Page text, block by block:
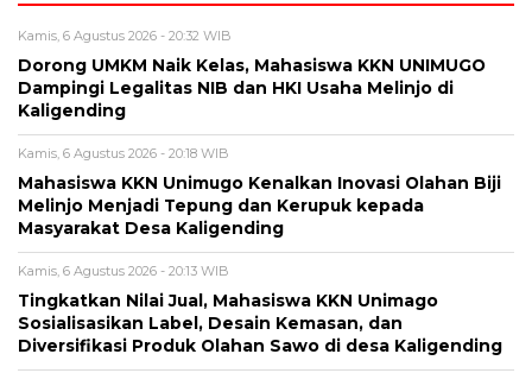
Kamis, 6 Agustus 2026 - 20:32 WIB
Dorong UMKM Naik Kelas, Mahasiswa KKN UNIMUGO
Dampingi Legalitas NIB dan HKI Usaha Melinjo di
Kaligending
Kamis, 6 Agustus 2026 - 20:18 WIB
Mahasiswa KKN Unimugo Kenalkan Inovasi Olahan Biji
Melinjo Menjadi Tepung dan Kerupuk kepada
Masyarakat Desa Kaligending
Kamis, 6 Agustus 2026 - 20:13 WIB
Tingkatkan Nilai Jual, Mahasiswa KKN Unimago
Sosialisasikan Label, Desain Kemasan, dan
Diversifikasi Produk Olahan Sawo di desa Kaligending